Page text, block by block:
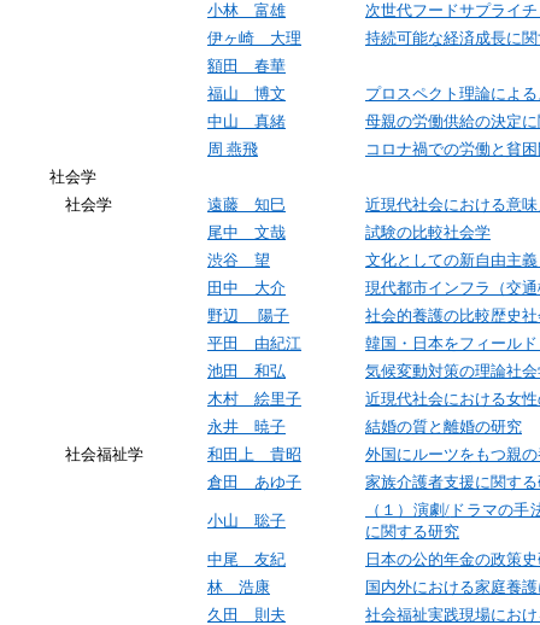
小林 富雄
次世代フードサプライ
伊ヶ崎 大理
持続可能な経済成長に
額田 春華
福山 博文
プロスペクト理論によ
中山 真緒
母親の労働供給の決定
周 燕飛
コロナ禍での労働と貧
社会学
社会学
遠藤 知巳
近現代社会における意
尾中 文哉
試験の比較社会学
渋谷 望
文化としての新自由主
田中 大介
現代都市インフラ（交
野辺 陽子
社会的養護の比較歴史
平田 由紀江
韓国・日本をフィール
池田 和弘
気候変動対策の理論社
木村 絵里子
近現代社会における女
永井 暁子
結婚の質と離婚の研究
社会福祉学
和田上 貴昭
外国にルーツをもつ親
倉田 あゆ子
家族介護者支援に関す
小山 聡子
（１）演劇/ ドラマの手
に関する研究
中尾 友紀
日本の公的年金の政策
林 浩康
国内外における家庭養
久田 則夫
社会福祉実践現場にお